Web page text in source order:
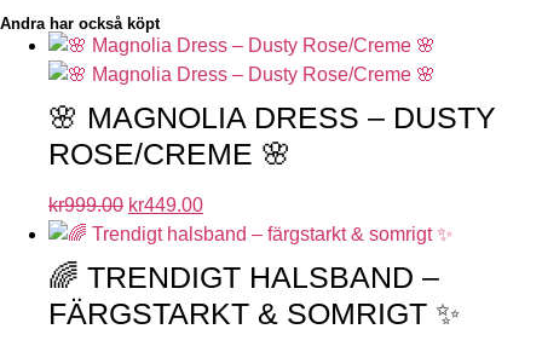
Andra har också köpt
🌸 MAGNOLIA DRESS – DUSTY
ROSE/CREME 🌸
kr999.00 kr449.00
🌈 TRENDIGT HALSBAND –
FÄRGSTARKT & SOMRIGT ✨